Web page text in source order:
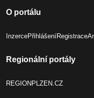
O portálu
InzercePřihlášeníRegistrace
Regionální portály
REGIONPLZEN.CZ